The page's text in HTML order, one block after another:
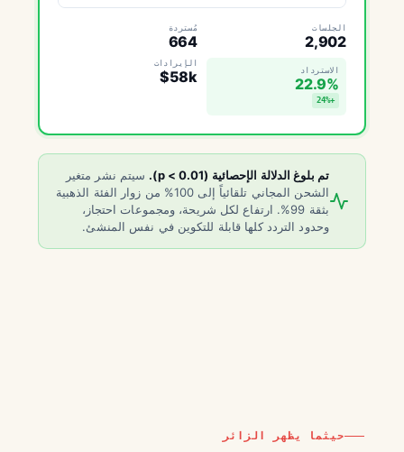
الجلسات
2,902
مُستردة
664
الاسترداد
22.9%
+24%
الإيرادات
$58k
تم بلوغ الدلالة الإحصائية (p < 0.01).
سيتم نشر متغير
الشحن المجاني تلقائياً إلى 100% من زوار الفئة الذهبية
بثقة 99%. ارتفاع لكل شريحة، ومجموعات احتجاز،
وحدود التردد كلها قابلة للتكوين في نفس المنشئ.
حيثما يظهر الزائر